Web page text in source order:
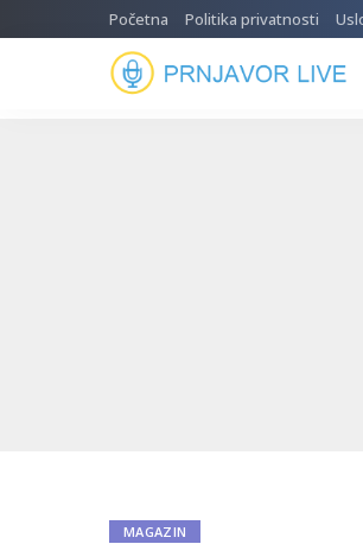
Početna Politika privatnosti
MAGAZIN